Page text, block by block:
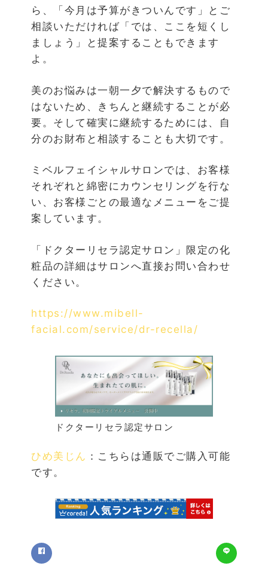
ら、「今月は予算がきついんです」とご
相談いただければ「では、ここを短くし
ましょう」と提案することもできます
よ。
美のお悩みは一朝一夕で解決するもので
はないため、きちんと継続することが必
要。そして確実に継続するためには、自
分のお財布と相談することも大切です。
ミベルフェイシャルサロンでは、お客様
それぞれと綿密にカウンセリングを行な
い、お客様ごとの最適なメニューをご提
案しています。
「ドクターリセラ認定サロン」限定の化
粧品の詳細はサロンへ直接お問い合わせ
ください。
https://www.mibell-
facial.com/service/dr-recella/
ドクターリセラ認定サロン
ひめ美じん ：こちらは通販でご購入可能
です。